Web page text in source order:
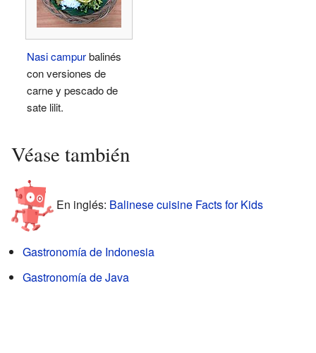
Nasi campurbalinés
con versiones de
carne y pescado de
sate lilit.
Véase también
En inglés: Balinese cuisine Facts for Kids
Gastronomía de Indonesia
Gastronomía de Java